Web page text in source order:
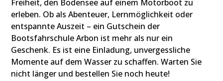
Freiheit, den Bodensee auf einem Motorboot zu
erleben. Ob als Abenteuer, Lernmöglichkeit oder
entspannte Auszeit – ein Gutschein der
Bootsfahrschule Arbon ist mehr als nur ein
Geschenk. Es ist eine Einladung, unvergessliche
Momente auf dem Wasser zu schaffen. Warten Sie
nicht länger und bestellen Sie noch heute!